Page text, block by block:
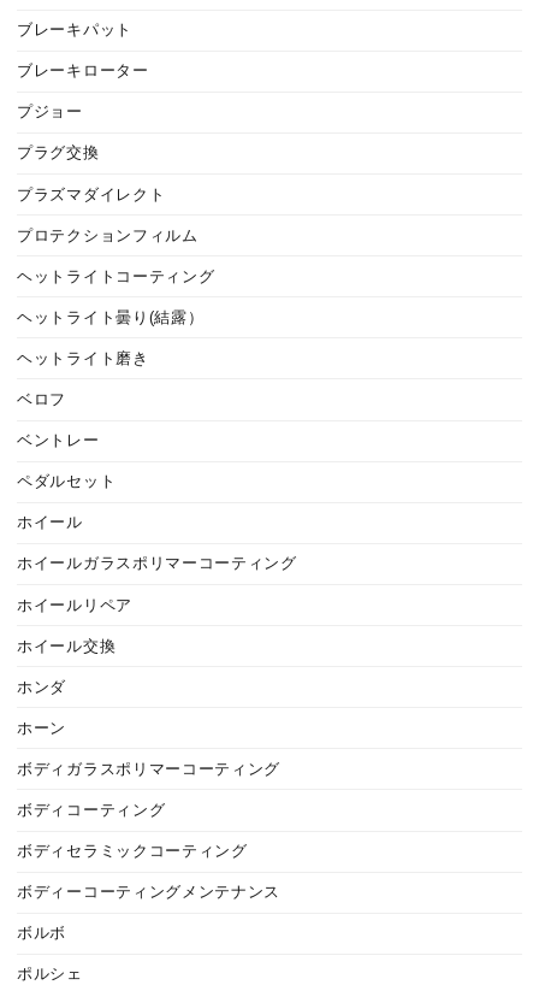
ブレーキパット
ブレーキローター
プジョー
プラグ交換
プラズマダイレクト
プロテクションフィルム
ヘットライトコーティング
ヘットライト曇り(結露）
ヘットライト磨き
ベロフ
ベントレー
ペダルセット
ホイール
ホイールガラスポリマーコーティング
ホイールリペア
ホイール交換
ホンダ
ホーン
ボディガラスポリマーコーティング
ボディコーティング
ボディセラミックコーティング
ボディーコーティングメンテナンス
ボルボ
ポルシェ